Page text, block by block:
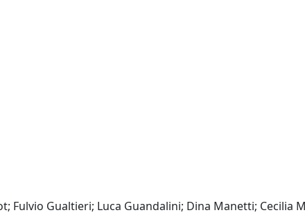
Fulvio Gualtieri; Luca Guandalini; Dina Manetti; Cecilia